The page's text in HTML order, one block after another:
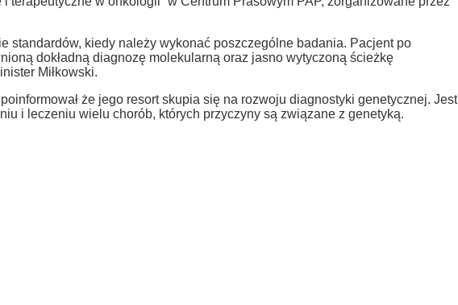
standardów, kiedy należy wykonać poszczególne badania. Pacjent po
dokładną diagnozę molekularną oraz jasno wytyczoną ścieżkę
Miłkowski.
że jego resort skupia się na rozwoju diagnostyki genetycznej. Jest
i leczeniu wielu chorób, których przyczyny są związane z genetyką.